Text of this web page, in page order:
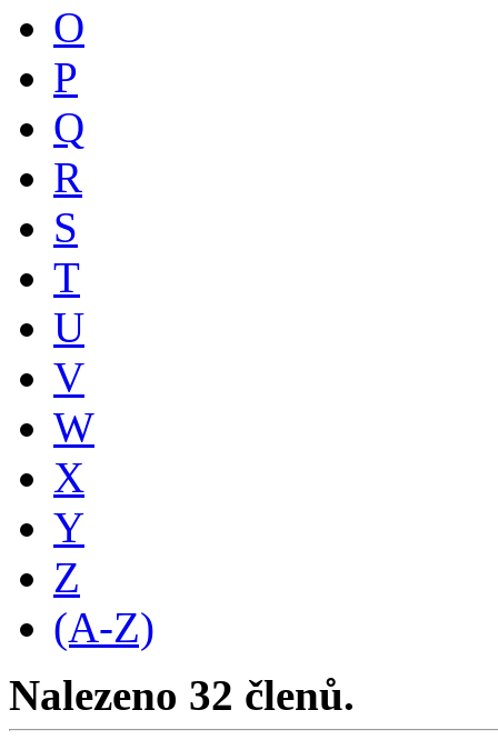
O
P
Q
R
S
T
U
V
W
X
Y
Z
(A-Z)
Nalezeno 32 členů.